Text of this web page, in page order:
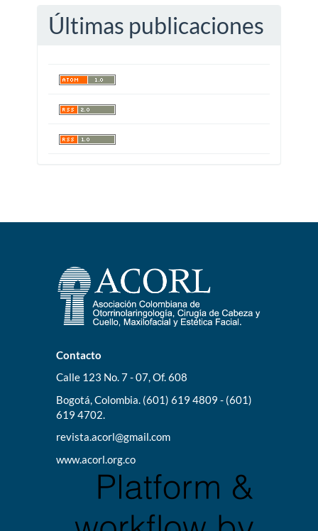
Últimas publicaciones
Contacto
Calle 123 No. 7 - 07, Of. 608
Bogotá, Colombia. (601) 619 4809 - (601)
619 4702.
revista.acorl@gmail.com
www.acorl.org.co